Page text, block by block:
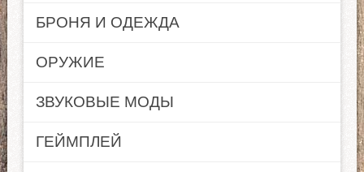
БРОНЯ И ОДЕЖДА
ОРУЖИЕ
ЗВУКОВЫЕ МОДЫ
ГЕЙМПЛЕЙ